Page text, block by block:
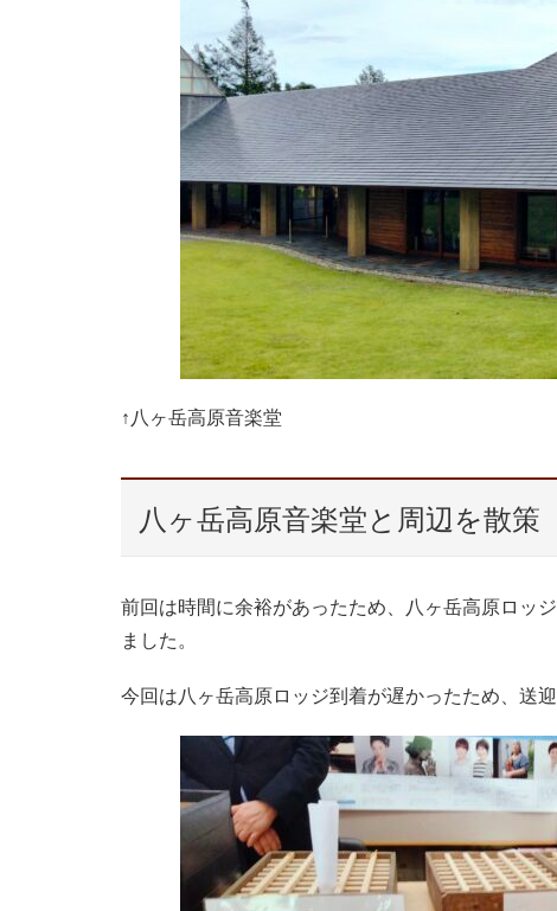
↑八ヶ岳高原音楽堂
八ヶ岳高原音楽堂と周辺を散策
前回は時間に余裕があったため、八ヶ岳高原ロッ
ました。
今回は八ヶ岳高原ロッジ到着が遅かったため、送